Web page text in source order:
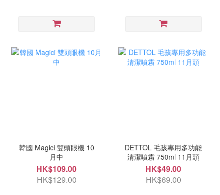
韓國 Magici 雙頭眼機 10
月中
HK$109.00
HK$129.00
DETTOL 毛孩專用多功能
清潔噴霧 750ml 11月頭
HK$49.00
HK$69.00